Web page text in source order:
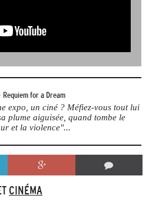
for a Dream
expo, un ciné ? Méfiez-vous tout lui
plume aiguisée, quand tombe le
et la violence"...
CINÉMA